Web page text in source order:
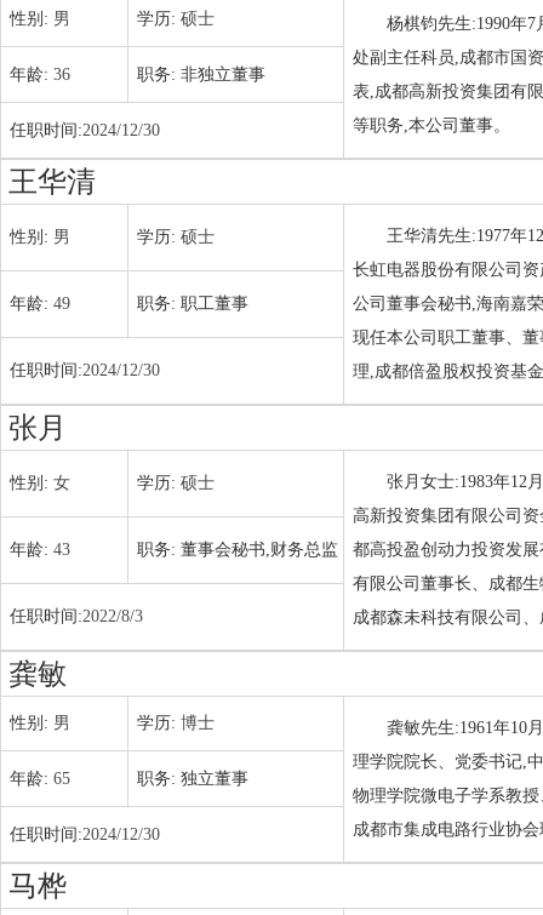
性别: 男 学历: 硕士
杨棋钧先生:1990年
处副主任科员,成都市国
表,成都高新投资集团有
等职务,本公司董事。
年龄: 36 职务: 非独立董事
任职时间:2024/12/30
王华清
性别: 男 学历: 硕士
王华清先生:1977年
长虹电器股份有限公司
公司董事会秘书,海南嘉
现任本公司职工董事、
理,成都倍盈股权投资基
年龄: 49 职务: 职工董事
任职时间:2024/12/30
张月
性别: 女 学历: 硕士
张月女士:1983年12
高新投资集团有限公司
都高投盈创动力投资发
有限公司董事长、成都
成都森未科技有限公司
年龄: 43 职务: 董事会秘书,财务总监
任职时间:2022/8/3
龚敏
性别: 男 学历: 博士
龚敏先生:1961年10
理学院院长、党委书记,
物理学院微电子学系教
成都市集成电路行业协
年龄: 65 职务: 独立董事
任职时间:2024/12/30
马桦